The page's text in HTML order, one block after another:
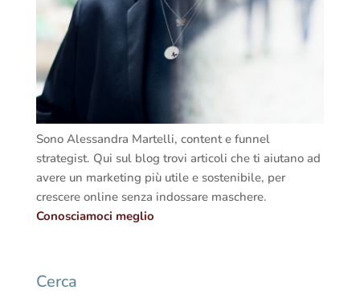
Sono Alessandra Martelli, content e funnel
strategist. Qui sul blog trovi articoli che ti aiutano ad
avere un marketing più utile e sostenibile, per
crescere online senza indossare maschere.
Conosciamoci meglio
Cerca